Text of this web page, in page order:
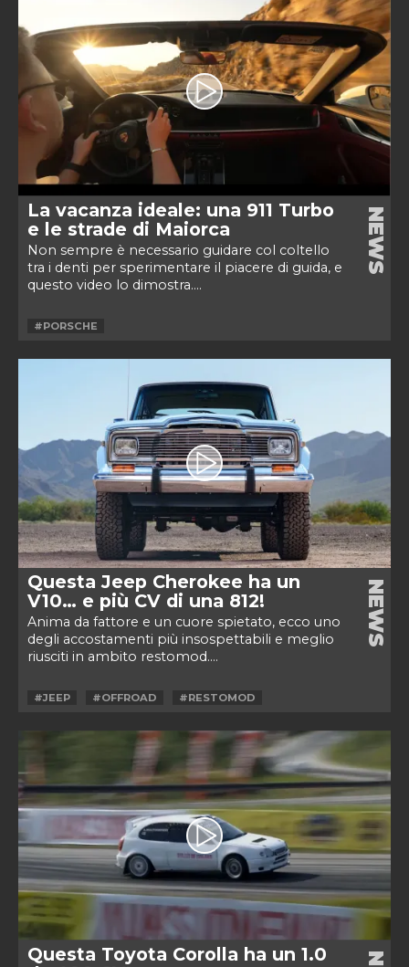
La vacanza ideale: una 911 Turbo
e le strade di Maiorca
Non sempre è necessario guidare col coltello
tra i denti per sperimentare il piacere di guida, e
questo video lo dimostra....
NEWS
#PORSCHE
Questa Jeep Cherokee ha un
V10… e più CV di una 812!
Anima da fattore e un cuore spietato, ecco uno
degli accostamenti più insospettabili e meglio
riusciti in ambito restomod....
NEWS
#JEEP #OFFROAD #RESTOMOD
Questa Toyota Corolla ha un 1.0